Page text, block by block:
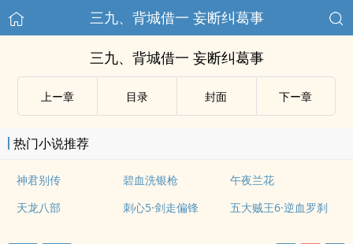
三九、背城借一 妄断纠葛事
三九、背城借一 妄断纠葛事
上ー章 目录 封面 下ー章
热门小说推荐
神君别传 碧血洗银枪
午夜兰花
天龙八部
刺心5·剑走偏锋 五大贼王6·逆血罗刹